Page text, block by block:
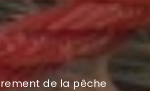
de la pêche